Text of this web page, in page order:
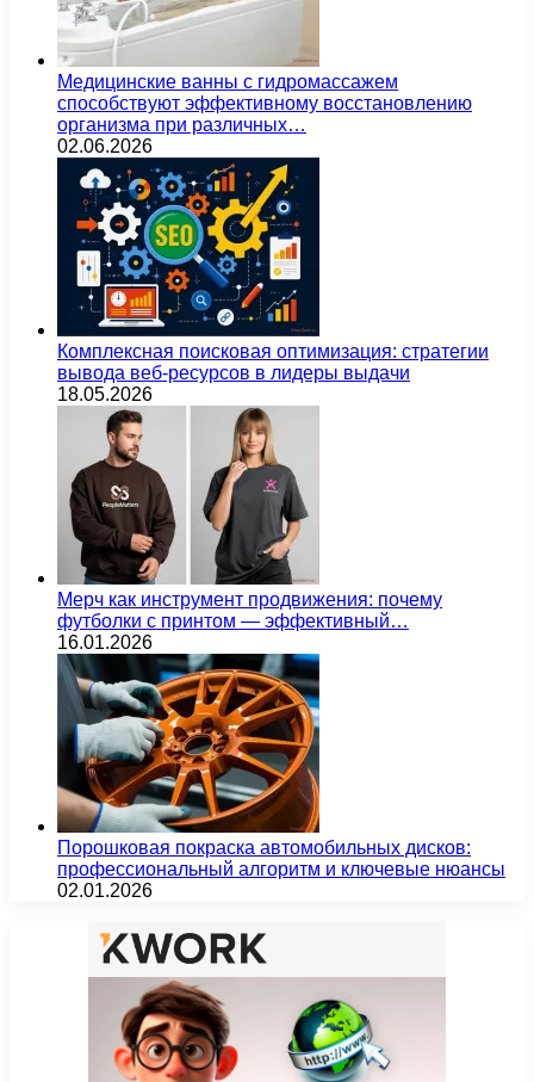
Медицинские ванны с гидромассажем
способствуют эффективному восстановлению
организма при различных…
02.06.2026
Комплексная поисковая оптимизация: стратегии
вывода веб-ресурсов в лидеры выдачи
18.05.2026
Мерч как инструмент продвижения: почему
футболки с принтом — эффективный…
16.01.2026
Порошковая покраска автомобильных дисков:
профессиональный алгоритм и ключевые нюансы
02.01.2026